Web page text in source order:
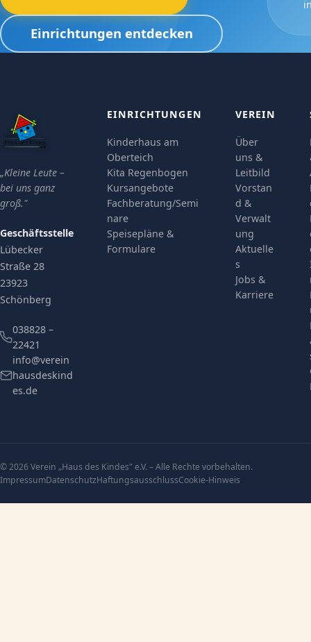
Einrichtungen entdecken
„Kleine Leute –
bei uns ganz
groß."
Geschäftsstelle
Lübecker
Straße 28
23923
Schönberg
038828 –
22421
info@verein
hausdeskind
es.de
EINRICHTUNGEN
Kinderhaus am
Oberteich
Kita Regenbogen
Kursangebote
Fachberatung/Semi
nare
Speisepläne &
Formulare
VEREIN
Über
uns &
Leitbild
Vorstan
d &
Verwalt
ung
Aktuelle
s
Jobs &
Karriere
© 2026 Verein „Haus des Kindes" e.V. – Alle Rechte vorbehalten.
ImpressumDatenschutzHaftungsausschlussCookie-Hinweis